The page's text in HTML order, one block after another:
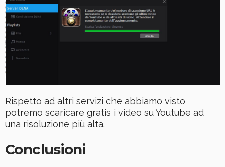
Rispetto ad altri servizi che abbiamo visto
potremo scaricare gratis i video su Youtube ad
una risoluzione più alta.
Conclusioni